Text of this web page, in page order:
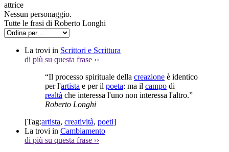
attrice
Nessun personaggio.
Tutte le frasi di Roberto Longhi
La trovi in Scrittori e Scrittura
di più su questa frase ››
“Il processo spirituale della creazione è identico
per l'artista e per il poeta: ma il campo di
realtà che interessa l'uno non interessa l'altro.”
Roberto Longhi
[Tag:artista, creatività, poeti]
La trovi in Cambiamento
di più su questa frase ››